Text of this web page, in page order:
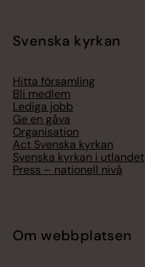
Svenska kyrkan
Hitta församling
Bli medlem
Lediga jobb
Ge en gåva
Organisation
Act Svenska kyrkan
Svenska kyrkan i utlandet
Press – nationell nivå
Om webbplatsen